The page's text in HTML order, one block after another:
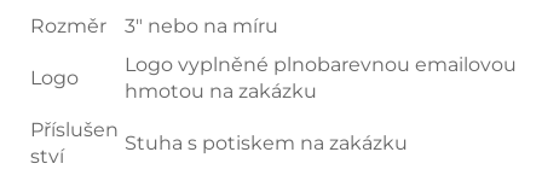
Rozměr
3" nebo na míru
Logo
Logo vyplněné plnobarevnou emailovou
hmotou na zakázku
Příslušen
ství
Stuha s potiskem na zakázku